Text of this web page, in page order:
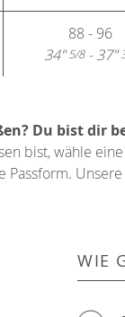
88 - 96
34"5/8- 37"
Du bist dir
bist, wähle
Passform.
WIE